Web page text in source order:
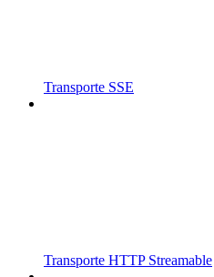
Transporte SSE
Transporte HTTP Streamable